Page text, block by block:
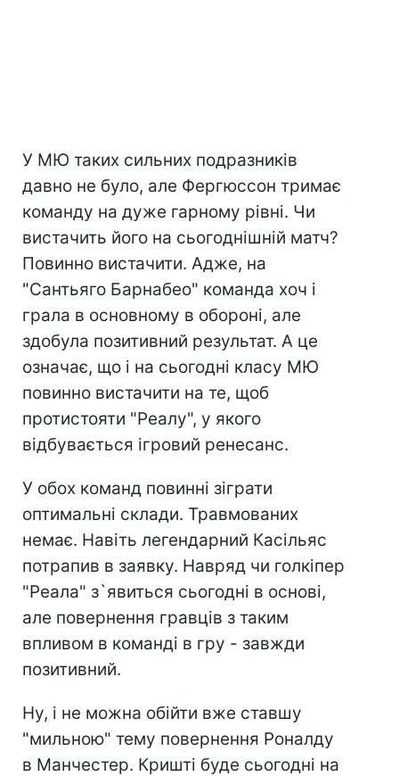
У МЮ таких сильних подразників
давно не було, але Фергюссон тримає
команду на дуже гарному рівні. Чи
вистачить його на сьогоднішній матч?
Повинно вистачити. Адже, на
"Сантьяго Барнабео" команда хоч і
грала в основному в обороні, але
здобула позитивний результат. А це
означає, що і на сьогодні класу МЮ
повинно вистачити на те, щоб
протистояти "Реалу", у якого
відбувається ігровий ренесанс.
У обох команд повинні зіграти
оптимальні склади. Травмованих
немає. Навіть легендарний Касільяс
потрапив в заявку. Навряд чи голкіпер
"Реала" з`явиться сьогодні в основі,
але повернення гравців з таким
впливом в команді в гру - завжди
позитивний.
Ну, і не можна обійти вже ставшу
"мильною" тему повернення Роналду
в Манчестер. Кришті буде сьогодні на